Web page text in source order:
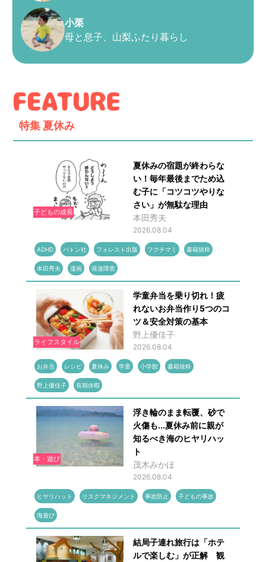
小栗
母と息子、山梨ふたり暮らし
特集 夏休み
子どもの成長
夏休みの宿題が終わらな
い！毎年最後までため込
む子に「コツコツやりな
さい」が無駄な理由
本田秀夫
2026.08.04
ADHD バトン社 フォレスト出版 フクチマミ 書籍抜粋
本田秀夫 漫画 発達障害
ライフスタイル
学童弁当を乗り切れ！疲
れないお弁当作り5つのコ
ツ＆安全対策の基本
野上優佳子
2026.08.04
お弁当 レシピ 夏休み 学童 小学館 書籍抜粋
野上優佳子 長期休暇
本・遊び
浮き輪のまま転覆、砂で
火傷も...夏休み前に親が
知るべき海のヒヤリハッ
ト
茂木みかほ
2026.08.04
ヒヤリハット リスクマネジメント 事故防止 子どもの事故
海遊び
結局子連れ旅行は「ホテ
ルで楽しむ」が正解 観